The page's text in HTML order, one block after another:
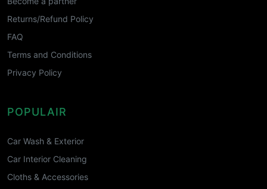
Returns/Refund Policy
FAQ
Terms and Conditions
Privacy Policy
POPULAIR
Car Wash & Exterior
Car Interior Cleaning
Cloths & Accessories